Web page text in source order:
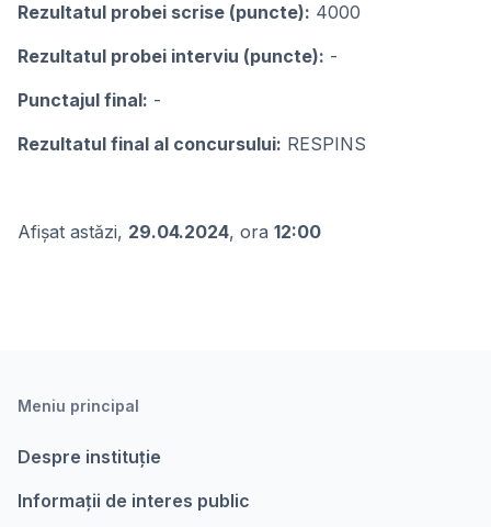
Rezultatul probei scrise (puncte): 4000
Rezultatul probei interviu (puncte): -
Punctajul final: -
Rezultatul final al concursului: RESPINS
Afișat astăzi, 29.04.2024, ora 12:00
Meniu principal
Despre instituție
Informații de interes public